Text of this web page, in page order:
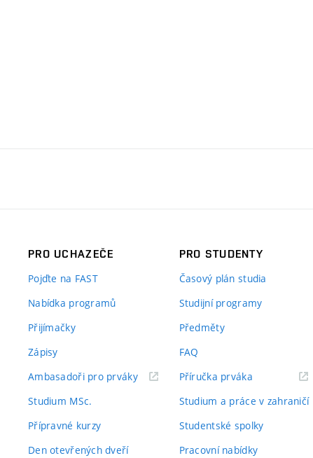
PRO UCHAZEČE
Pojďte na FAST
Nabídka programů
Přijímačky
Zápisy
Ambasadoři pro prváky(externí
Studium MSc.
Přípravné kurzy
Den otevřených dveří
PRO STUDENTY
Časový plán studia
Studijní programy
Předměty
FAQ
Příručka prváka(externí
Studium a práce v zahraničí
Studentské spolky
Pracovní nabídky